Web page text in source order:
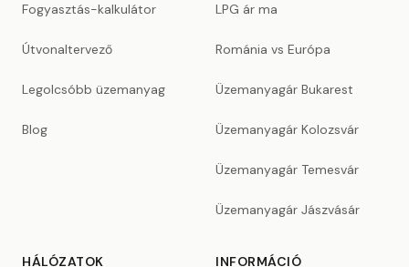
Fogyasztás-kalkulátor
Útvonaltervező
Legolcsóbb üzemanyag
Blog
LPG ár ma
Románia vs Európa
Üzemanyagár Bukarest
Üzemanyagár Kolozsvár
Üzemanyagár Temesvár
Üzemanyagár Jászvásár
HÁLÓZATOK INFORMÁCIÓ